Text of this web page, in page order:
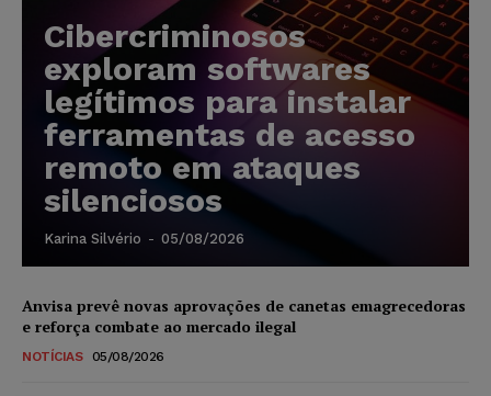
Cibercriminosos
exploram softwares
legítimos para instalar
ferramentas de acesso
remoto em ataques
silenciosos
Karina Silvério - 05/08/2026
Anvisa prevê novas aprovações de canetas emagrecedoras
e reforça combate ao mercado ilegal
NOTÍCIAS 05/08/2026